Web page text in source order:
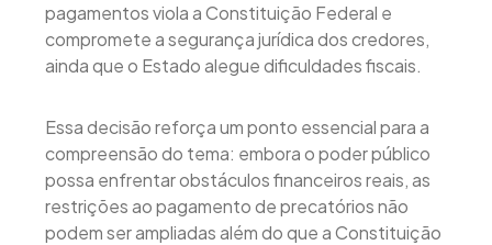
pagamentos viola a Constituição Federal e
compromete a segurança jurídica dos credores,
ainda que o Estado alegue dificuldades fiscais.
Essa decisão reforça um ponto essencial para a
compreensão do tema: embora o poder público
possa enfrentar obstáculos financeiros reais, as
restrições ao pagamento de precatórios não
podem ser ampliadas além do que a Constituição